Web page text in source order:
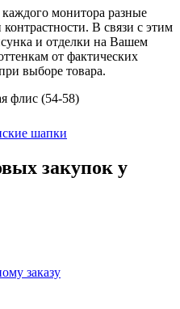
монитора разные
В связи с этим
и отделки на Вашем
от фактических
выборе товара.
флис (54-58)
шапки
закупок у
заказу